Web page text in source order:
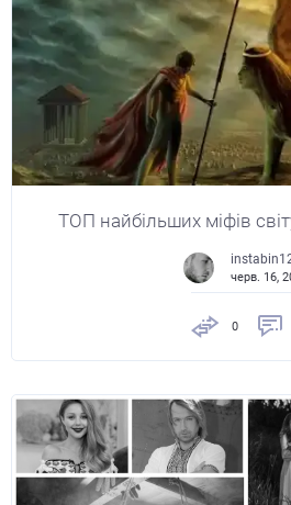
ТОП найбільших міфів
черв. 16,
0